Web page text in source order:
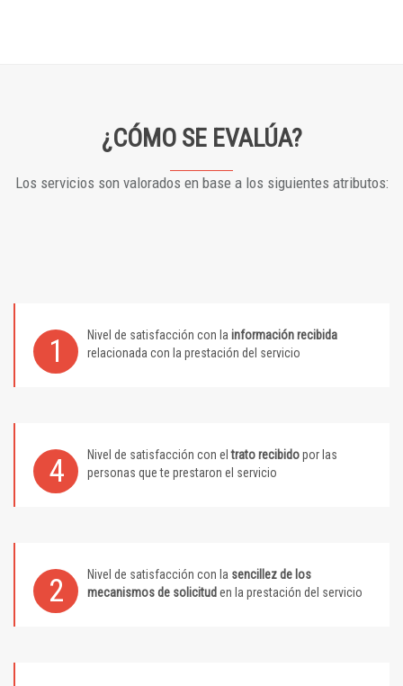
¿CÓMO SE EVALÚA?
Los servicios son valorados en base a los siguientes atributos:
1 Nivel de satisfacción con la información recibida
relacionada con la prestación del servicio
4 Nivel de satisfacción con eltrato recibidopor las
personas que te prestaron el servicio
2 Nivel de satisfacción con la sencillez de los
mecanismos de solicitud en la prestación del servicio